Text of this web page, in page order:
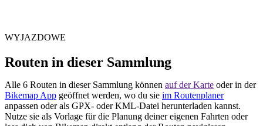
WYJAZDOWE
Routen in dieser Sammlung
Alle 6 Routen in dieser Sammlung können auf der Karte oder in der
Bikemap App geöffnet werden, wo du sie im Routenplaner
anpassen oder als GPX- oder KML-Datei herunterladen kannst.
Nutze sie als Vorlage für die Planung deiner eigenen Fahrten oder